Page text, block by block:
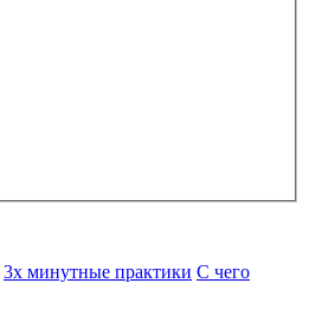
3х минутные практики С чего